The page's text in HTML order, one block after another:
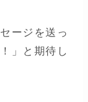
ージを送っ
」と期待し